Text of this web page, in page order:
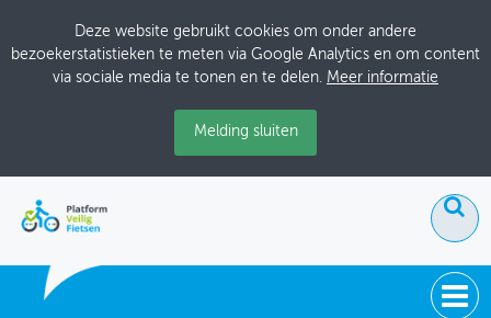
Deze website gebruikt cookies om onder andere
bezoekerstatistieken te meten via Google Analytics en om content
via sociale media te tonen en te delen. Meer informatie
Melding sluiten